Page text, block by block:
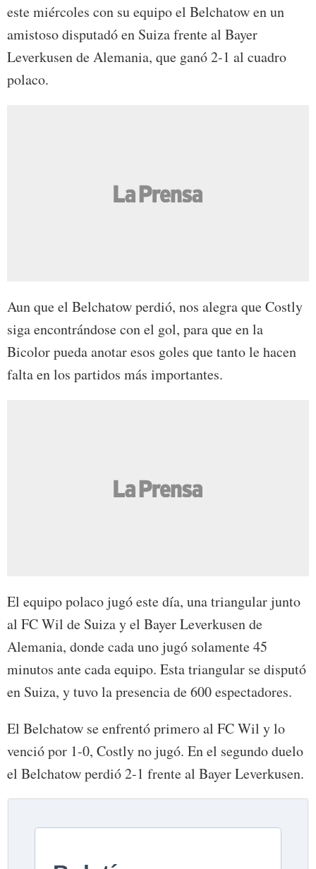
este miércoles con su equipo el Belchatow en un
amistoso disputadó en Suiza frente al Bayer
Leverkusen de Alemania, que ganó 2-1 al cuadro
polaco.
Aun que el Belchatow perdió, nos alegra que Costly
siga encontrándose con el gol, para que en la
Bicolor pueda anotar esos goles que tanto le hacen
falta en los partidos más importantes.
El equipo polaco jugó este día, una triangular junto
al FC Wil de Suiza y el Bayer Leverkusen de
Alemania, donde cada uno jugó solamente 45
minutos ante cada equipo. Esta triangular se disputó
en Suiza, y tuvo la presencia de 600 espectadores.
El Belchatow se enfrentó primero al FC Wil y lo
venció por 1-0, Costly no jugó. En el segundo duelo
el Belchatow perdió 2-1 frente al Bayer Leverkusen.